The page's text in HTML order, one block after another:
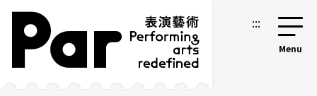
跳到主要內容區塊
網站導覽 :::